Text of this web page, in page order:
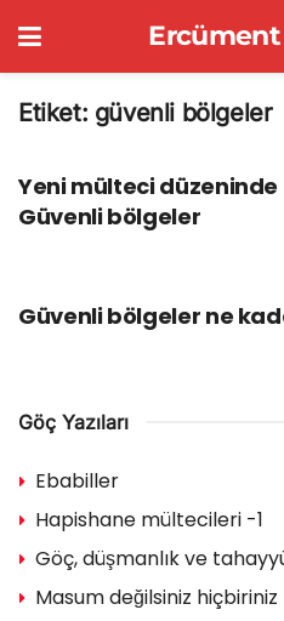
Etiket: güvenli bölgeler
Yeni mülteci
Güvenli bölgeler
Güvenli bölgeler ne
Göç Yazıları
Ebabiller
Hapishane mültecileri -1
Göç, düşmanlık ve
Masum değilsiniz hiçbiriniz